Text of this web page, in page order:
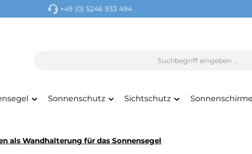
+49 (0) 5246 933 494
Sonnenschutz Sichtschutz Sonnenschirme
als Wandhalterung für das Sonnensegel